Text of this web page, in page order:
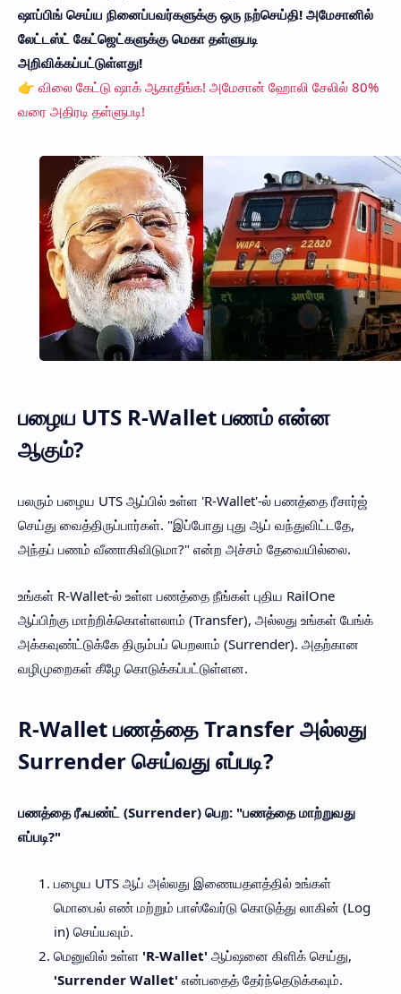
ஷாப்பிங் செய்ய நினைப்பவர்களுக்கு ஒரு நற்செய்தி! அமேசானில்
லேட்டஸ்ட் கேட்ஜெட்களுக்கு மெகா தள்ளுபடி
அறிவிக்கப்பட்டுள்ளது!
👉 விலை கேட்டு ஷாக் ஆகாதீங்க! அமேசான் ஹோலி சேலில் 80%
வரை அதிரடி தள்ளுபடி!
பழைய UTS R-Wallet பணம் என்ன
ஆகும்?
பலரும் பழைய UTS ஆப்பில் உள்ள 'R-Wallet'-ல் பணத்தை ரீசார்ஜ்
செய்து வைத்திருப்பார்கள். "இப்போது புது ஆப் வந்துவிட்டதே,
அந்தப் பணம் வீணாகிவிடுமா?" என்ற அச்சம் தேவையில்லை.
உங்கள் R-Wallet-ல் உள்ள பணத்தை நீங்கள் புதிய RailOne
ஆப்பிற்கு மாற்றிக்கொள்ளலாம் (Transfer), அல்லது உங்கள் பேங்க்
அக்கவுண்ட்டுக்கே திரும்பப் பெறலாம் (Surrender). அதற்கான
வழிமுறைகள் கீழே கொடுக்கப்பட்டுள்ளன.
R-Wallet பணத்தை Transfer அல்லது
Surrender செய்வது எப்படி?
பணத்தை ரீஃபண்ட் (Surrender) பெற: "பணத்தை மாற்றுவது
எப்படி?"
பழைய UTS ஆப் அல்லது இணையதளத்தில் உங்கள்
மொபைல் எண் மற்றும் பாஸ்வேர்டு கொடுத்து லாகின் (Log
in) செய்யவும்.
மெனுவில் உள்ள 'R-Wallet' ஆப்ஷனை கிளிக் செய்து,
'Surrender Wallet' என்பதைத் தேர்ந்தெடுக்கவும்.